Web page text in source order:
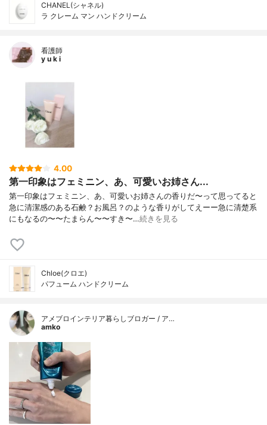
CHANEL(シャネル)
ラ クレーム マン ハンドクリーム
看護師
y u k i
4.00
第一印象はフェミニン、あ、可愛いお姉さん...
第一印象はフェミニン、あ、可愛いお姉さんの香りだ〜って思ってると
急に清潔感のある石鹸？お風呂？のような香りがしてえーー急に清楚系
にもなるの〜〜たまらん〜〜すき〜…続きを見る
Chloe(クロエ)
パフューム ハンドクリーム
アメブロインテリア暮らしブロガー / ア…
amko